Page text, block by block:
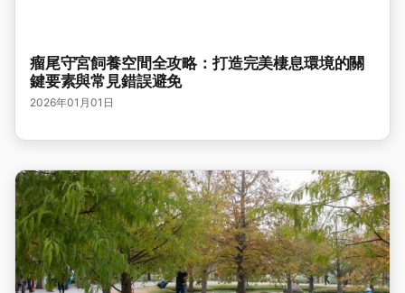
瘤尾守宮飼養空間全攻略：打造完美棲息環境的關
鍵要素與常見錯誤避免
2026年01月01日